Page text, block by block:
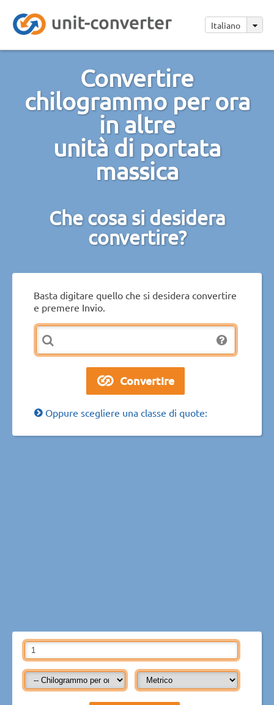
Italiano
Convertire
chilogrammo per ora
in altre
unità di portata
massica
Che cosa si desidera
convertire?
Basta digitare quello che si desidera convertire
e premere Invio.
Oppure scegliere una classe di quote: